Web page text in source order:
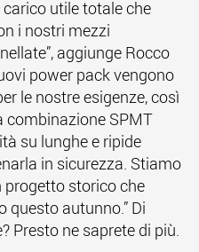
carico utile totale che
i nostri mezzi
aggiunge Rocco
power pack vengono
le nostre esigenze, così
combinazione SPMT
su lunghe e ripide
in sicurezza. Stiamo
progetto storico che
questo autunno.” Di
Presto ne saprete di più.